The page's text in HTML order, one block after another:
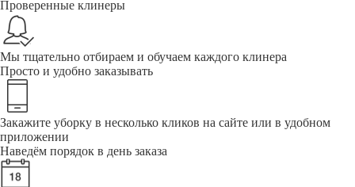
Проверенные клинеры
Мы тщательно отбираем и обучаем каждого клинера
Просто и удобно заказывать
Закажите уборку в несколько кликов на сайте или в удобном
приложении
Наведём порядок в день заказа